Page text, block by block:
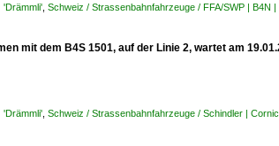
Schweiz / Strassenbahnfahrzeuge / FFA/SWP | B4N
mit dem B4S 1501, auf der Linie 2, wartet am
Schweiz / Strassenbahnfahrzeuge / Schindler |